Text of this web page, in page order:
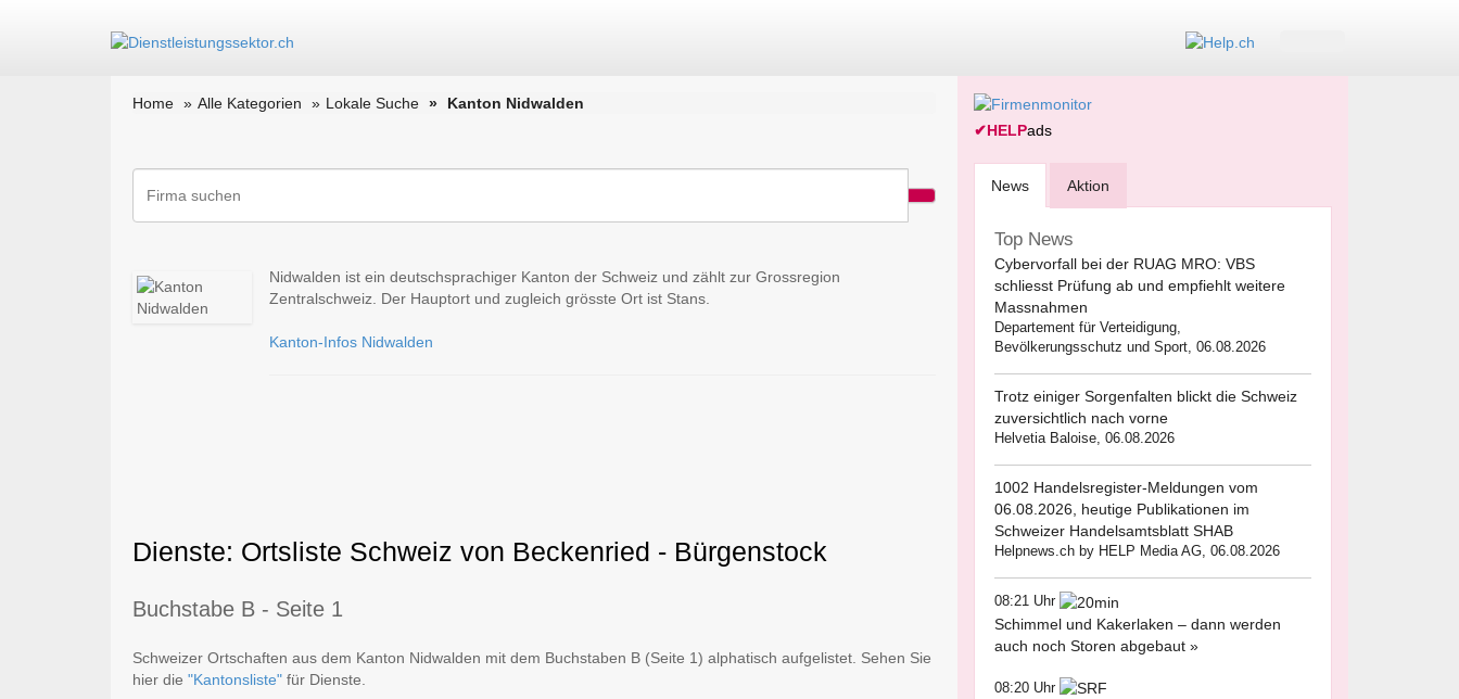
Home Alle Kategorien Lokale Suche Kanton Nidwalden
Nidwalden ist ein deutschsprachiger Kanton der Schweiz und zählt zur Grossregion
Zentralschweiz. Der Hauptort und zugleich grösste Ort ist Stans.
Kanton-Infos Nidwalden
Dienste: Ortsliste Schweiz von Beckenried - Bürgenstock
Buchstabe B - Seite 1
Schweizer Ortschaften aus dem Kanton Nidwalden mit dem Buchstaben B (Seite 1) alphatisch aufgelistet. Sehen Sie
hier die "Kantonsliste" für Dienste.
✔HELPads
News Aktion
Top News
Cybervorfall bei der RUAG MRO: VBS
schliesst Prüfung ab und empfiehlt weitere
Massnahmen
Departement für Verteidigung,
Bevölkerungsschutz und Sport, 06.08.2026
Trotz einiger Sorgenfalten blickt die Schweiz
zuversichtlich nach vorne
Helvetia Baloise, 06.08.2026
1002 Handelsregister-Meldungen vom
06.08.2026, heutige Publikationen im
Schweizer Handelsamtsblatt SHAB
Helpnews.ch by HELP Media AG, 06.08.2026
08:21 Uhr
Schimmel und Kakerlaken – dann werden
auch noch Storen abgebaut »
08:20 Uhr